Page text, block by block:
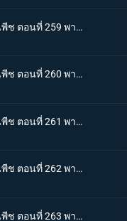
One piece วันพีช ตอนที่ 259 พากย์ไทย ศึกกุ๊ก! ซันจิ ปะทะ เพลงหมัดบะหมี่
One piece วันพีช ตอนที่ 260 พากย์ไทย ศึกตัดสินบนหลังคา! แฟรงกี้ ปะทะ เนโระ
One piece วันพีช ตอนที่ 261 พากย์ไทย โซโลผู้พิฆาตมาร ปะทะ จอมผ่าเรือ ทีโบน
One piece วันพีช ตอนที่ 262 พากย์ไทย โรบินดิ้นรน! แผนการสุดฉลาดของโซเงคิง!!
One piece วันพีช ตอนที่ 263 พากย์ไทย เกาะตุลาการ! ภาพรวมของเอนิเอสล๊อบบี้!